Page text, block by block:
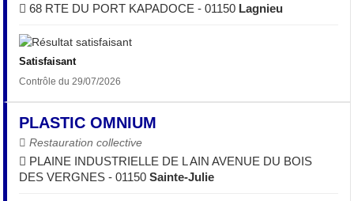
68 RTE DU PORT KAPADOCE - 01150 Lagnieu
Satisfaisant
Contrôle du 29/07/2026
PLASTIC OMNIUM
Restauration collective
PLAINE INDUSTRIELLE DE L AIN AVENUE DU BOIS
DES VERGNES - 01150Sainte-Julie